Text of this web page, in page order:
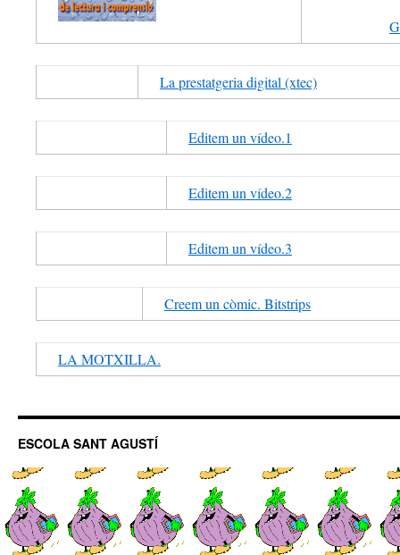
La prestatgeria digital (xtec)
Editem un vídeo.1
Editem un vídeo.2
Editem un vídeo.3
Creem un còmic. Bitstrips
LA MOTXILLA.
ESCOLA SANT AGUSTÍ